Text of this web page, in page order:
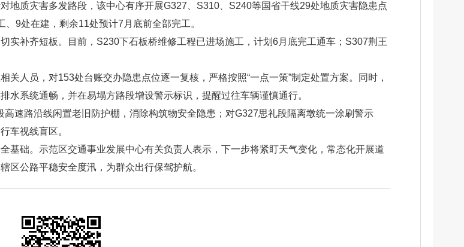
地质灾害多发路段，该中心有序开展G327、S310、S240等国省干线29处地质灾害隐患点
9处在建，剩余11处预计7月底前全部完工。
实补齐短板。目前，S230下石板桥维修工程已进场施工，计划6月底完工通车；S307荆王
人员，对153处台账交办隐患点位逐一复核，严格按照“一点一策”制定处置方案。同时，
系统通畅，并在易塌方路段增设警示标识，提醒过往车辆谨慎通行。
速路沿线闲置老旧防护棚，消除构筑物安全隐患；对G327思礼段隔离墩统一涂刷警示
车视线盲区。
基础。示范区交通事业发展中心有关负责人表示，下一步将紧盯天气变化，常态化开展道
区公路平稳安全度汛，为群众出行保驾护航。